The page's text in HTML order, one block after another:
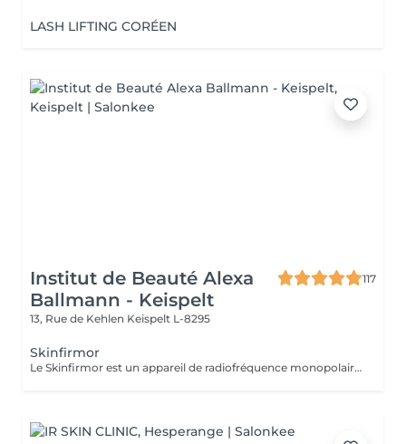
LASH LIFTING CORÉEN
Institut de Beauté Alexa
Ballmann - Keispelt
117
13, Rue de Kehlen Keispelt L-8295
Skinfirmor
Le Skinfirmor est un appareil de radiofréquence monopolaire qui travail sur des rides locaux comme les yeux, la bouche et le frong